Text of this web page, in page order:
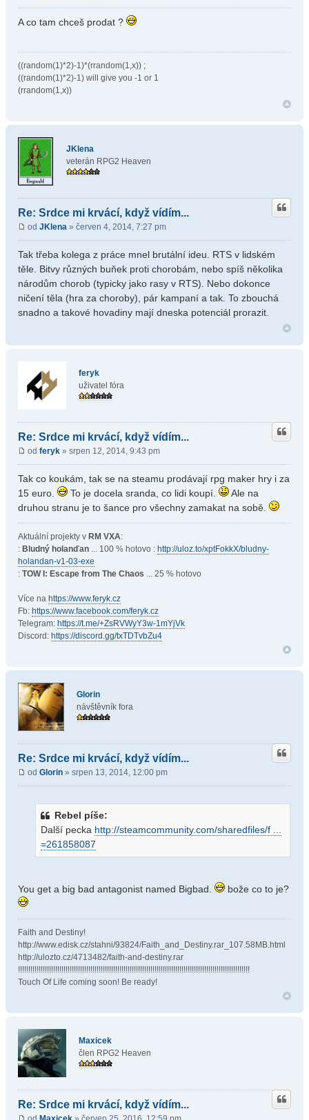
A co tam chceš prodat ?
((random(1)*2)-1)*(rrandom(1,x)) ;
((random(1)*2)-1) will give you -1 or 1
(rrandom(1,x))
JKlena
veterán RPG2 Heaven
Re: Srdce mi krvácí, když vídím...
od JKlena » červen 4, 2014, 7:27 pm
Tak třeba kolega z práce mnel brutální ideu. RTS v lidském
těle. Bitvy různých buňek proti chorobám, nebo spíš několika
národům chorob (typicky jako rasy v RTS). Nebo dokonce
ničení těla (hra za choroby), pár kampaní a tak. To zbouchá
snadno a takové hovadiny mají dneska potenciál prorazit.
feryk
uživatel fóra
Re: Srdce mi krvácí, když vídím...
od feryk » srpen 12, 2014, 9:43 pm
Tak co koukám, tak se na steamu prodávají rpg maker hry i za
15 euro.
To je docela sranda, co lidi koupí.
Ale na
druhou stranu je to šance pro všechny zamakat na sobě.
Aktuální projekty v RM VXA:
: Bludný holanďan ... 100 % hotovo : http://uloz.to/xptFokkX/bludny-
holandan-v1-03-exe
: TOW I: Escape from The Chaos ... 25 % hotovo
Více na https://www.feryk.cz
Fb: https://www.facebook.com/feryk.cz
Telegram: https://t.me/+ZsRVWyY3w-1mYjVk
Discord: https://discord.gg/txTDTvbZu4
Glorin
návštěvník fora
Re: Srdce mi krvácí, když vídím...
od Glorin » srpen 13, 2014, 12:00 pm
Rebel píše:
Další pecka http://steamcommunity.com/sharedfiles/f ...
=261858087
You get a big bad antagonist named Bigbad. bože co to je?
Faith and Destiny!
http://www.edisk.cz/stahni/93824/Faith_and_Destiny.rar_107.58MB.html
http://ulozto.cz/4713482/faith-and-destiny.rar
!!!!!!!!!!!!!!!!!!!!!!!!!!!!!!!!!!!!!!!!!!!!!!!!!!!!!!!!!!!!!!!!!!!!!!!!!!!!!!!!!!!!!!!!!!!!!!!!!!!!!!!!!!!!!!!!
Touch Of Life coming soon! Be ready!
Maxicek
člen RPG2 Heaven
Re: Srdce mi krvácí, když vídím...